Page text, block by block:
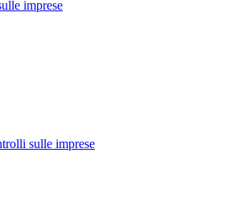
imprese
sulle imprese